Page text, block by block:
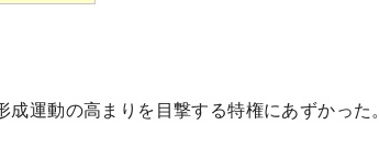
運動の高まりを目撃する特権にあずかった。